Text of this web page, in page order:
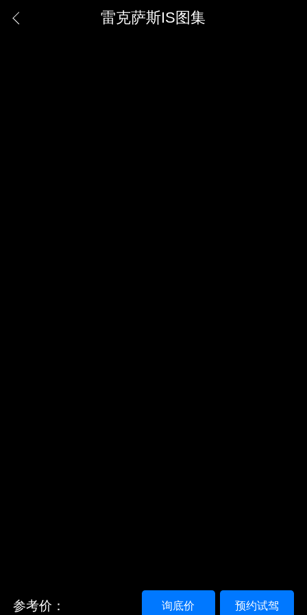
雷克萨斯IS图集
参考价： 预约试驾
询底价